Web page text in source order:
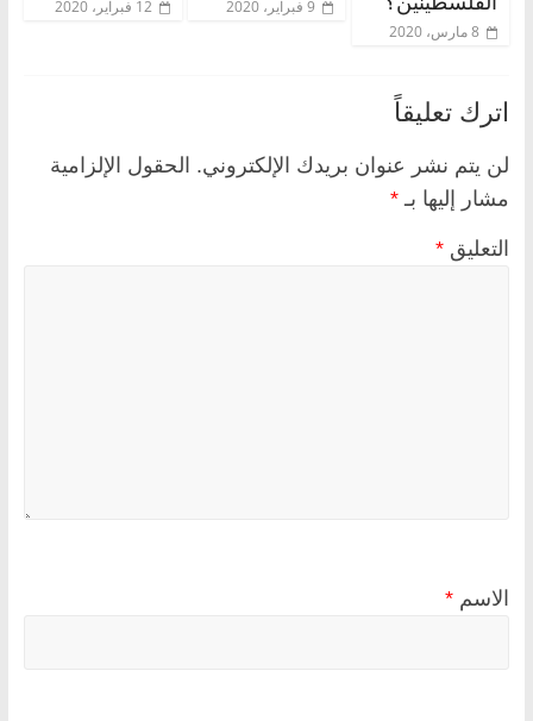
8 مارس، 2020
9 فبراير، 2020 12 فبراير، 2020
اترك تعليقاً
لن يتم نشر عنوان بريدك الإلكتروني. الحقول الإلزامية
مشار إليها بـ *
التعليق *
الاسم *